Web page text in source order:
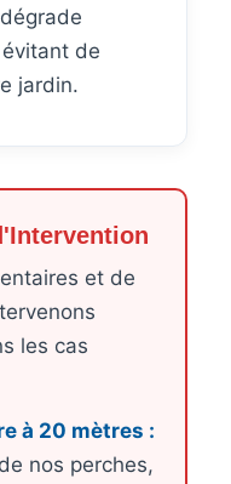
de
jardin.
et de
les cas
à 20 mètres :
nos perches,